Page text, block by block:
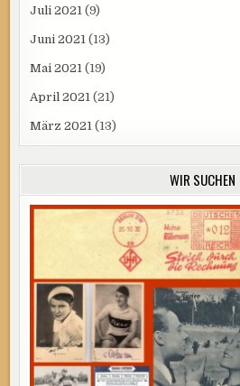
Juli 2021 (9)
Juni 2021 (13)
Mai 2021 (19)
April 2021 (21)
März 2021 (13)
WIR SUCHEN